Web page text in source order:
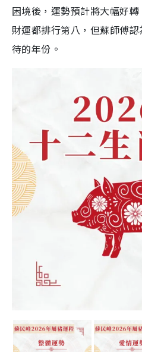
困境後，運勢預計將大幅好
財運都排行第八，但蘇師傅
待的年份。